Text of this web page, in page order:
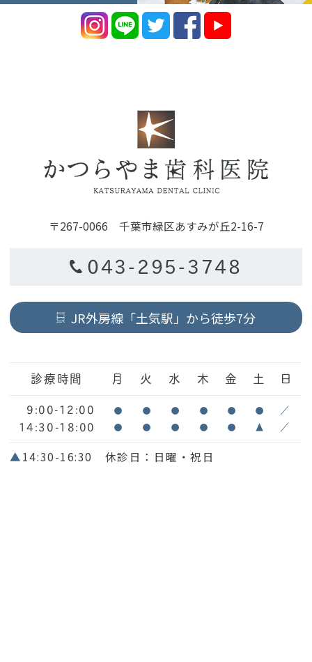
〒267-0066 千葉市緑区あすみが丘2-16-7
043-295-3748
JR外房線「土気駅」から徒歩7分
診療時間 月 火 水 木 金 土 日
9:00-12:00 ● ● ● ● ● ● ／
14:30-18:00 ● ● ● ● ● ▲ ／
▲14:30-16:30 休診日：日曜・祝日